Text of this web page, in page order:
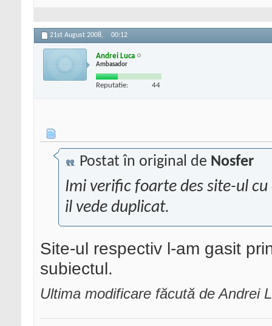
21st August 2008, 00:12
Andrei Luca
Ambasador
Reputatie: 44
Postat în original de Nosfer
Imi verific foarte des site-ul
il vede duplicat.
Site-ul respectiv l-am gasit
subiectul.
Ultima modificare făcută de Andrei